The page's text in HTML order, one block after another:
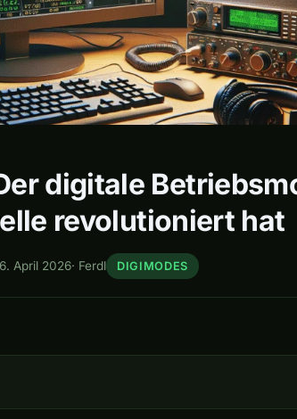
digitale
revolutioniert hat
6. April 2026· Ferdl DIGIMODES